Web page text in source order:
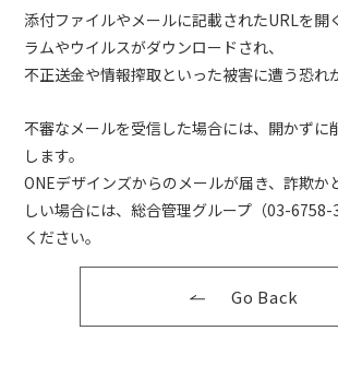
添付ファイルやメールに記載されたURLを開
ラムやウイルスがダウンロードされ、
不正送金や情報搾取といった被害に遭う恐れ
不審なメールを受信した場合には、開かずに
します。
ONEデザインズからのメールが届き、詐欺か
しい場合には、総合管理グループ（03-
ください。
Go Back